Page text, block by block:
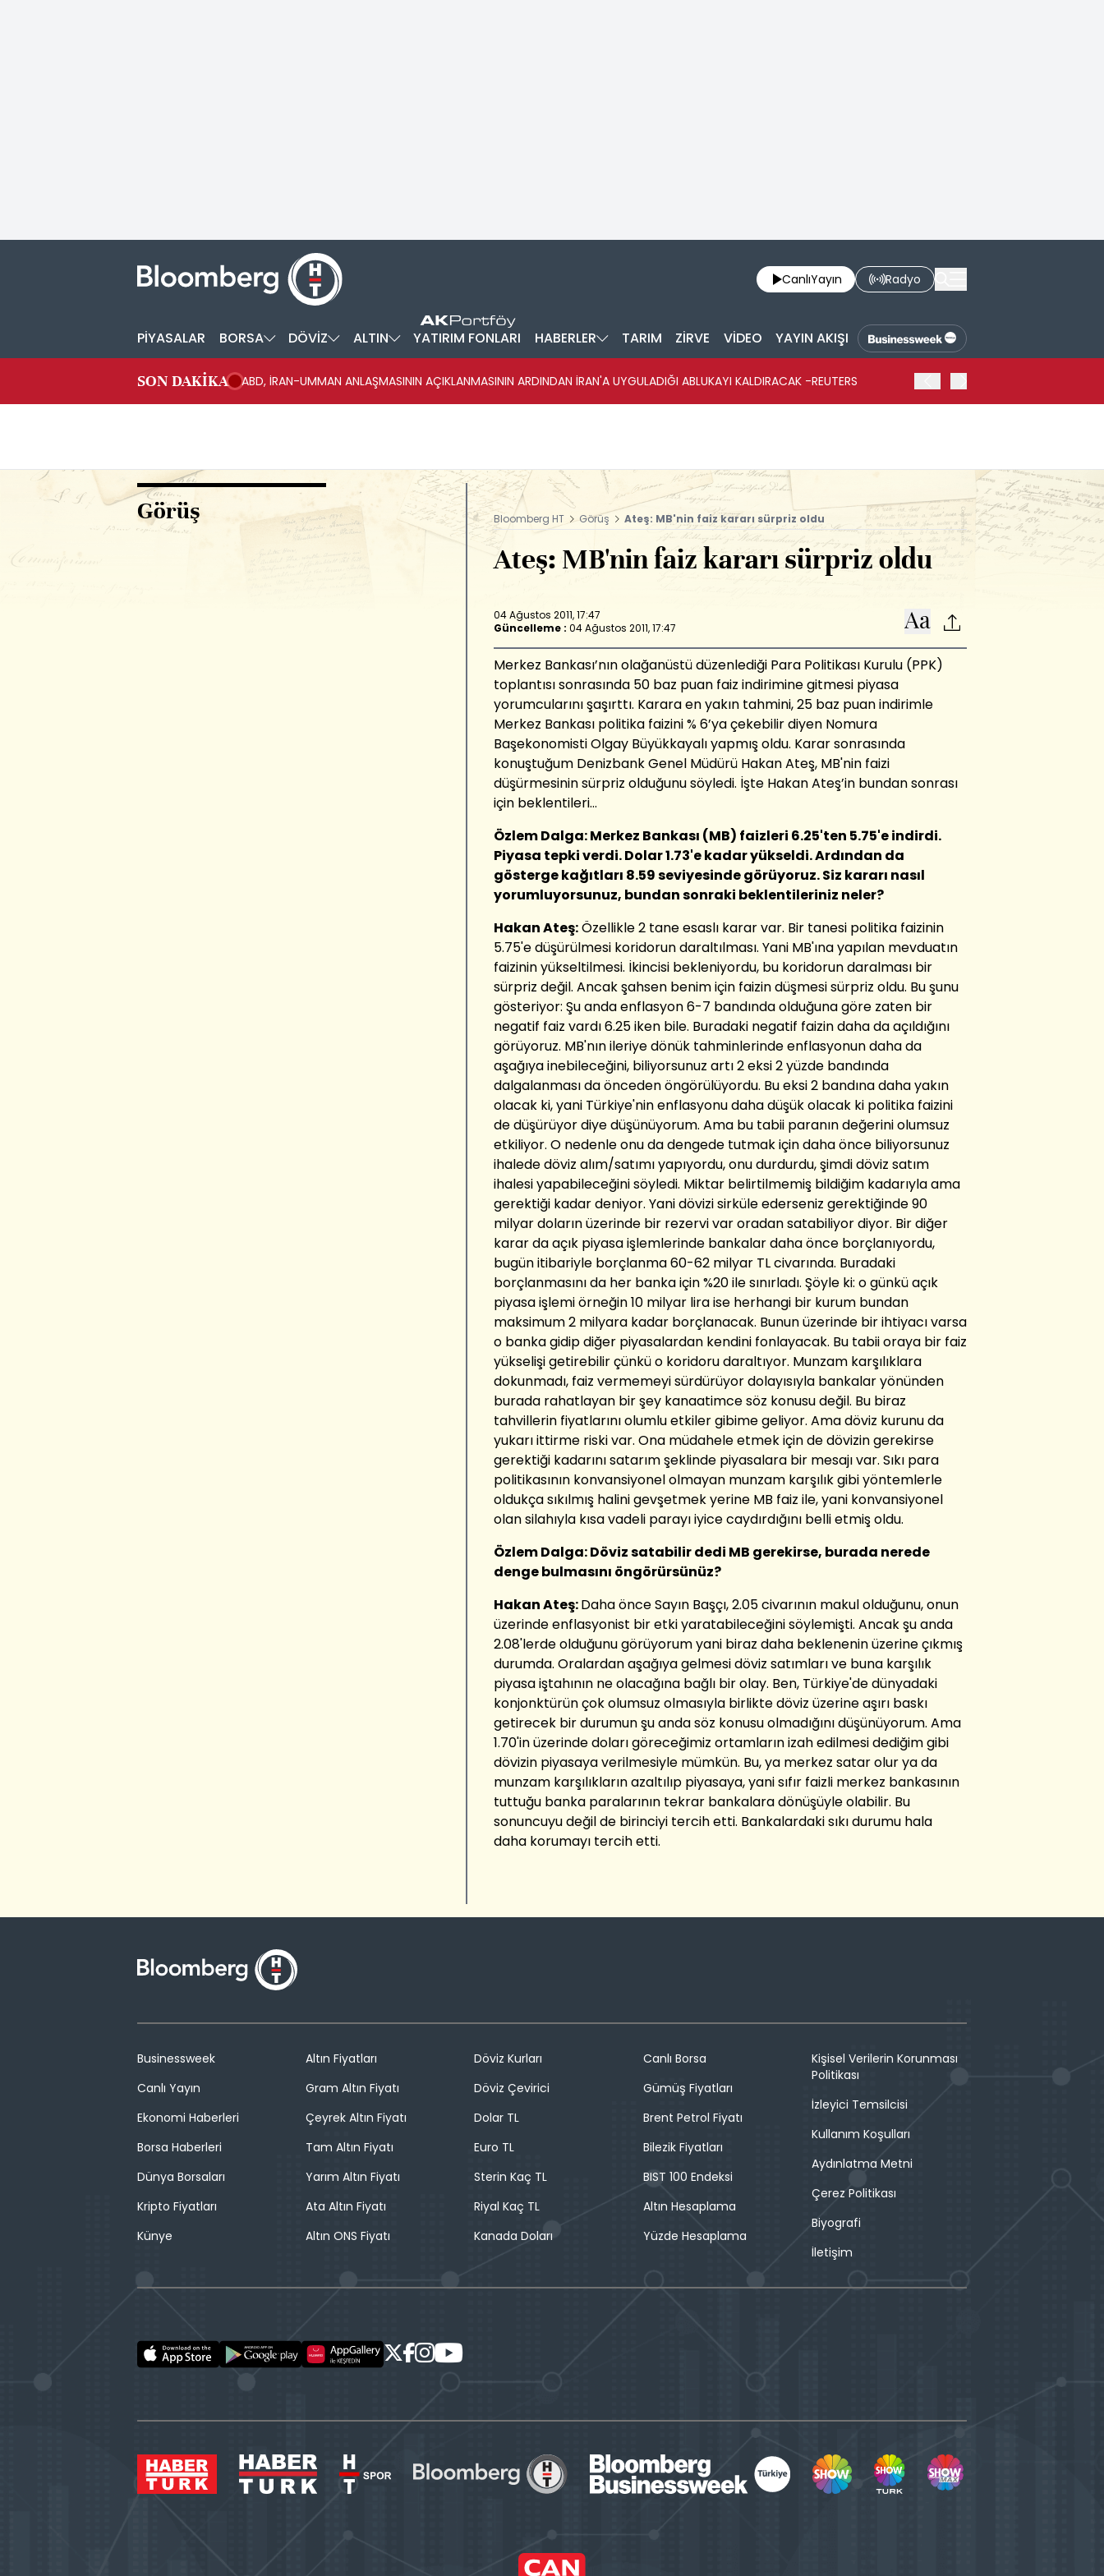
CanlıYayın Radyo
PİYASALAR BORSA DÖVİZ ALTIN YATIRIM FONLARI HABERLER TARIM ZİRVE VİDEO YAYIN AKIŞI
SON DAKİKA ABD, İRAN-UMMAN ANLAŞMASININ AÇIKLANMASININ ARDINDAN İRAN'A UYGULADIĞI ABLUKAYI KALDIRACAK -REUTERS
Görüş Bloomberg HT Görüş Ateş: MB'nin faiz kararı sürpriz oldu
Ateş: MB'nin faiz kararı sürpriz oldu
04 Ağustos 2011, 17:47
Güncelleme : 04 Ağustos 2011, 17:47
Merkez Bankası’nın olağanüstü düzenlediği Para Politikası Kurulu (PPK)
toplantısı sonrasında 50 baz puan faiz indirimine gitmesi piyasa
yorumcularını şaşırttı. Karara en yakın tahmini, 25 baz puan indirimle
Merkez Bankası politika faizini % 6’ya çekebilir diyen Nomura
Başekonomisti Olgay Büyükkayalı yapmış oldu. Karar sonrasında
konuştuğum Denizbank Genel Müdürü Hakan Ateş, MB'nin faizi
düşürmesinin sürpriz olduğunu söyledi. İşte Hakan Ateş’in bundan sonrası
için beklentileri…
Özlem Dalga: Merkez Bankası (MB) faizleri 6.25'ten 5.75'e indirdi.
Piyasa tepki verdi. Dolar 1.73'e kadar yükseldi. Ardından da
gösterge kağıtları 8.59 seviyesinde görüyoruz. Siz kararı nasıl
yorumluyorsunuz, bundan sonraki beklentileriniz neler?
Hakan Ateş:Özellikle 2 tane esaslı karar var. Bir tanesi politika faizinin
5.75'e düşürülmesi koridorun daraltılması. Yani MB'ına yapılan mevduatın
faizinin yükseltilmesi. İkincisi bekleniyordu, bu koridorun daralması bir
sürpriz değil. Ancak şahsen benim için faizin düşmesi sürpriz oldu. Bu şunu
gösteriyor: Şu anda enflasyon 6-7 bandında olduğuna göre zaten bir
negatif faiz vardı 6.25 iken bile. Buradaki negatif faizin daha da açıldığını
görüyoruz. MB'nın ileriye dönük tahminlerinde enflasyonun daha da
aşağıya inebileceğini, biliyorsunuz artı 2 eksi 2 yüzde bandında
dalgalanması da önceden öngörülüyordu. Bu eksi 2 bandına daha yakın
olacak ki, yani Türkiye'nin enflasyonu daha düşük olacak ki politika faizini
de düşürüyor diye düşünüyorum. Ama bu tabii paranın değerini olumsuz
etkiliyor. O nedenle onu da dengede tutmak için daha önce biliyorsunuz
ihalede döviz alım/satımı yapıyordu, onu durdurdu, şimdi döviz satım
ihalesi yapabileceğini söyledi. Miktar belirtilmemiş bildiğim kadarıyla ama
gerektiği kadar deniyor. Yani dövizi sirküle ederseniz gerektiğinde 90
milyar doların üzerinde bir rezervi var oradan satabiliyor diyor. Bir diğer
karar da açık piyasa işlemlerinde bankalar daha önce borçlanıyordu,
bugün itibariyle borçlanma 60-62 milyar TL civarında. Buradaki
borçlanmasını da her banka için %20 ile sınırladı. Şöyle ki: o günkü açık
piyasa işlemi örneğin 10 milyar lira ise herhangi bir kurum bundan
maksimum 2 milyara kadar borçlanacak. Bunun üzerinde bir ihtiyacı varsa
o banka gidip diğer piyasalardan kendini fonlayacak. Bu tabii oraya bir faiz
yükselişi getirebilir çünkü o koridoru daraltıyor. Munzam karşılıklara
dokunmadı, faiz vermemeyi sürdürüyor dolayısıyla bankalar yönünden
burada rahatlayan bir şey kanaatimce söz konusu değil. Bu biraz
tahvillerin fiyatlarını olumlu etkiler gibime geliyor. Ama döviz kurunu da
yukarı ittirme riski var. Ona müdahele etmek için de dövizin gerekirse
gerektiği kadarını satarım şeklinde piyasalara bir mesajı var. Sıkı para
politikasının konvansiyonel olmayan munzam karşılık gibi yöntemlerle
oldukça sıkılmış halini gevşetmek yerine MB faiz ile, yani konvansiyonel
olan silahıyla kısa vadeli parayı iyice caydırdığını belli etmiş oldu.
Özlem Dalga: Döviz satabilir dedi MB gerekirse, burada nerede
denge bulmasını öngörürsünüz?
Hakan Ateş:Daha önce Sayın Başçı, 2.05 civarının makul olduğunu, onun
üzerinde enflasyonist bir etki yaratabileceğini söylemişti. Ancak şu anda
2.08'lerde olduğunu görüyorum yani biraz daha beklenenin üzerine çıkmış
durumda. Oralardan aşağıya gelmesi döviz satımları ve buna karşılık
piyasa iştahının ne olacağına bağlı bir olay. Ben, Türkiye'de dünyadaki
konjonktürün çok olumsuz olmasıyla birlikte döviz üzerine aşırı baskı
getirecek bir durumun şu anda söz konusu olmadığını düşünüyorum. Ama
1.70'in üzerinde doları göreceğimiz ortamların izah edilmesi dediğim gibi
dövizin piyasaya verilmesiyle mümkün. Bu, ya merkez satar olur ya da
munzam karşılıkların azaltılıp piyasaya, yani sıfır faizli merkez bankasının
tuttuğu banka paralarının tekrar bankalara dönüşüyle olabilir. Bu
sonuncuyu değil de birinciyi tercih etti. Bankalardaki sıkı durumu hala
daha korumayı tercih etti.
Businessweek
Canlı Yayın
Ekonomi Haberleri
Borsa Haberleri
Dünya Borsaları
Kripto Fiyatları
Künye
Altın Fiyatları
Gram Altın Fiyatı
Çeyrek Altın Fiyatı
Tam Altın Fiyatı
Yarım Altın Fiyatı
Ata Altın Fiyatı
Altın ONS Fiyatı
Döviz Kurları
Döviz Çevirici
Dolar TL
Euro TL
Sterin Kaç TL
Riyal Kaç TL
Kanada Doları
Canlı Borsa
Gümüş Fiyatları
Brent Petrol Fiyatı
Bilezik Fiyatları
BIST 100 Endeksi
Altın Hesaplama
Yüzde Hesaplama
Kişisel Verilerin Korunması
Politikası
İzleyici Temsilcisi
Kullanım Koşulları
Aydınlatma Metni
Çerez Politikası
Biyografi
İletişim